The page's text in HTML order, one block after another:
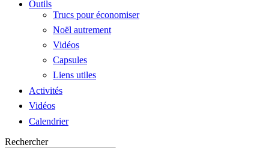
Outils
Trucs pour économiser
Noël autrement
Vidéos
Capsules
Liens utiles
Activités
Vidéos
Calendrier
Rechercher